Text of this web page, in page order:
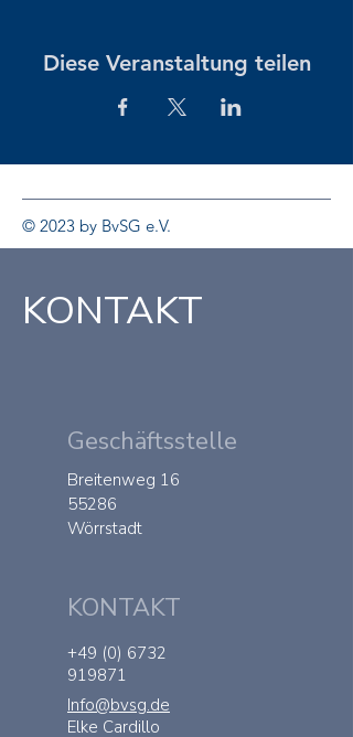
Diese Veranstaltung teilen
© 2023 by BvSG e.V.
KONTAKT
Geschäftsstelle
Breitenweg 16
55286
Wörrstadt
KONTAKT
+49 (0) 6732
919871
Info@bvsg.de
Elke Cardillo